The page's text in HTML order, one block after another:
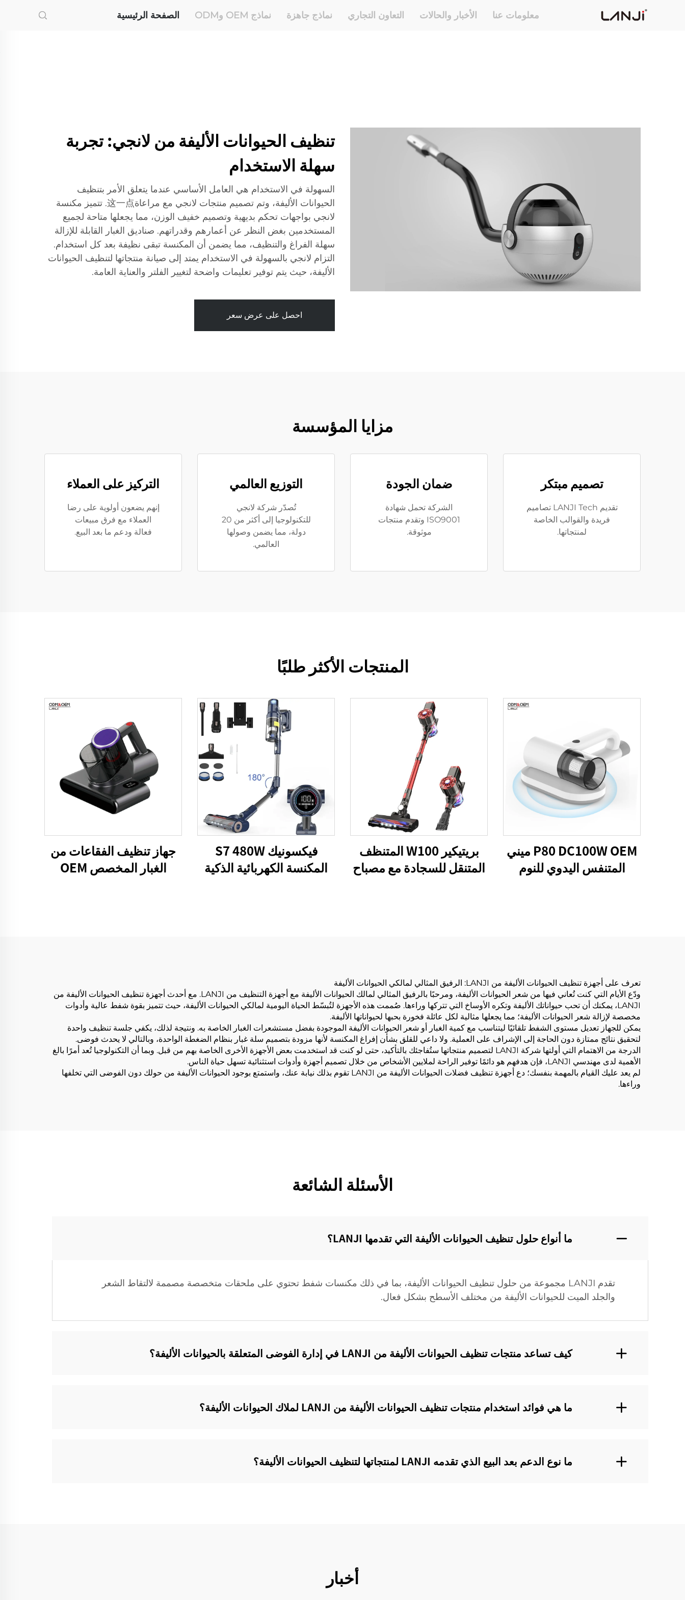
الصفحة الرئيسية نماذج OEM وODM نماذج جاهزة التعاون التجاري الأخبار والحالات معلومات عنا
تنظيف الحيوانات الأليفة من لانجي: تجربة
سهلة الاستخدام
السهولة في الاستخدام هي العامل الأساسي عندما يتعلق الأمر بتنظيف
الحيوانات الأليفة، وتم تصميم منتجات لانجي مع مراعاة这一点. تتميز مكنسة
لانجي بواجهات تحكم بديهية وتصميم خفيف الوزن، مما يجعلها متاحة لجميع
المستخدمين بغض النظر عن أعمارهم وقدراتهم. صناديق الغبار القابلة للإزالة
سهلة الفراغ والتنظيف، مما يضمن أن المكنسة تبقى نظيفة بعد كل استخدام.
التزام لانجي بالسهولة في الاستخدام يمتد إلى صيانة منتجاتها لتنظيف الحيوانات
الأليفة، حيث يتم توفير تعليمات واضحة لتغيير الفلتر والعناية العامة.
احصل على عرض سعر
مزايا المؤسسة
تصميم مبتكر
تقديم LANJI Tech تصاميم
فريدة والقوالب الخاصة
لمنتجاتها.
ضمان الجودة
الشركة تحمل شهادة
ISO9001 وتقدم منتجات
موثوقة.
التوزيع العالمي
تُصدّر شركة لانجي
للتكنولوجيا إلى أكثر من 20
دولة، مما يضمن وصولها
العالمي.
التركيز على العملاء
إنهم يضعون أولوية على رضا
العملاء مع فرق مبيعات
فعالة ودعم ما بعد البيع.
المنتجات الأكثر طلبًا
P80 DC100W OEM ميني
المتنفس اليدوي للنوم
بريتيكير W100 المتنظف
المتنقل للسجادة مع مصباح
فيكسونيك S7 480W
المكنسة الكهربائية الذكية
جهاز تنظيف الفقاعات من
الغبار المخصص OEM
تعرف على أجهزة تنظيف الحيوانات الأليفة من LANJI: الرفيق المثالي لمالكي الحيوانات الأليفة
ودّع الأيام التي كنت تُعاني فيها من شعر الحيوانات الأليفة، ومرحبًا بالرفيق المثالي لمالك الحيوانات الأليفة مع أجهزة التنظيف من LANJI. مع أحدث أجهزة تنظيف الحيوانات الأليفة من
LANJI، يمكنك أن تحب حيواناتك الأليفة وتكره الأوساخ التي تتركها وراءها. صُممت هذه الأجهزة لتُبسّط الحياة اليومية لمالكي الحيوانات الأليفة، حيث تتميز بقوة شفط عالية وأدوات
مخصصة لإزالة شعر الحيوانات الأليفة؛ مما يجعلها مثالية لكل عائلة فخورة بحبها لحيواناتها الأليفة.
يمكن للجهاز تعديل مستوى الشفط تلقائيًا ليتناسب مع كمية الغبار أو شعر الحيوانات الأليفة الموجودة بفضل مستشعرات الغبار الخاصة به. ونتيجة لذلك، يكفي جلسة تنظيف واحدة
لتحقيق نتائج ممتازة دون الحاجة إلى الإشراف على العملية. ولا داعي للقلق بشأن إفراغ المكنسة لأنها مزودة بتصميم سلة غبار بنظام الضغطة الواحدة، وبالتالي لا يحدث فوضى.
الدرجة من الاهتمام التي أولتها شركة LANJI لتصميم منتجاتها ستُفاجئك بالتأكيد، حتى لو كنت قد استخدمت بعض الأجهزة الأخرى الخاصة بهم من قبل. وبما أن التكنولوجيا تُعد أمرًا بالغ
الأهمية لدى مهندسي LANJI، فإن هدفهم هو دائمًا توفير الراحة لملايين الأشخاص من خلال تصميم أجهزة وأدوات استثنائية تسهل حياة الناس.
لم يعد عليك القيام بالمهمة بنفسك؛ دع أجهزة تنظيف فضلات الحيوانات الأليفة من LANJI تقوم بذلك نيابة عنك، واستمتع بوجود الحيوانات الأليفة من حولك دون الفوضى التي تخلفها
وراءها.
الأسئلة الشائعة
ما أنواع حلول تنظيف الحيوانات الأليفة التي تقدمها LANJI؟‌
تقدم LANJI مجموعة من حلول تنظيف الحيوانات الأليفة، بما في ذلك مكنسات شفط تحتوي على ملحقات متخصصة مصممة لالتقاط الشعر
والجلد الميت للحيوانات الأليفة من مختلف الأسطح بشكل فعال.
كيف تساعد منتجات تنظيف الحيوانات الأليفة من LANJI في إدارة الفوضى المتعلقة بالحيوانات الأليفة؟‌
ما هي فوائد استخدام منتجات تنظيف الحيوانات الأليفة من LANJI لملاك الحيوانات الأليفة؟
ما نوع الدعم بعد البيع الذي تقدمه LANJI لمنتجاتها لتنظيف الحيوانات الأليفة؟
أخبار